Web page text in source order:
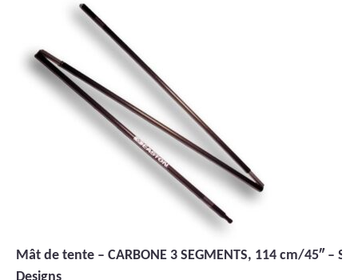
Mât de tente – CARBONE 3 SEGMENTS, 114 cm/45″ –